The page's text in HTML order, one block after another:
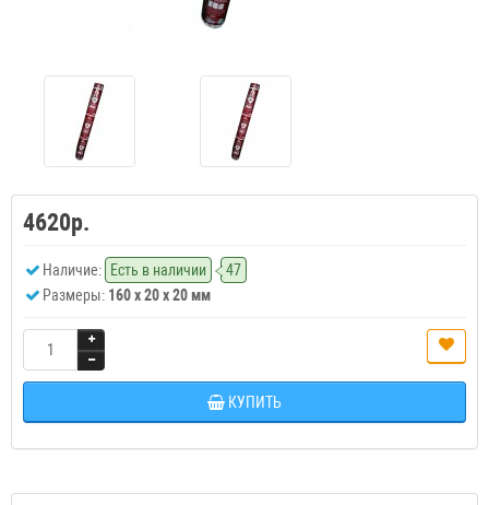
4620р.
Наличие: Есть в наличии
47
Размеры: 160 x 20 x 20 мм
КУПИТЬ